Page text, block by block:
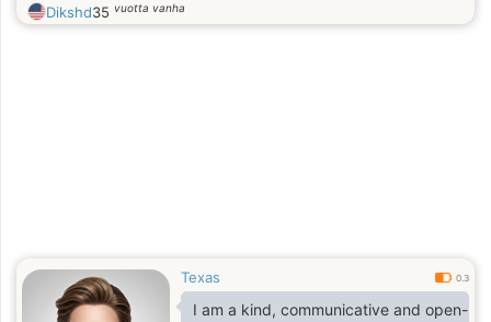
Dikshd35 vuotta vanha
Texas 0.3
I am a kind, communicative and open-